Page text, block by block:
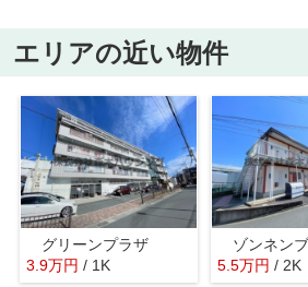
エリアの近い物件
グリーンプラザ
3.9万円 / 1K
ゾンネン
5.5万円 / 2K